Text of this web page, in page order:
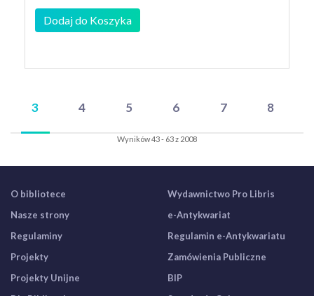
Dodaj do Koszyka
3 4 5 6 7 8
Wyników 43 - 63 z 2008
O bibliotece
Nasze strony
Regulaminy
Projekty
Projekty Unijne
Wydawnictwo Pro Libris
e-Antykwariat
Regulamin e-Antykwariatu
Zamówienia Publiczne
BIP